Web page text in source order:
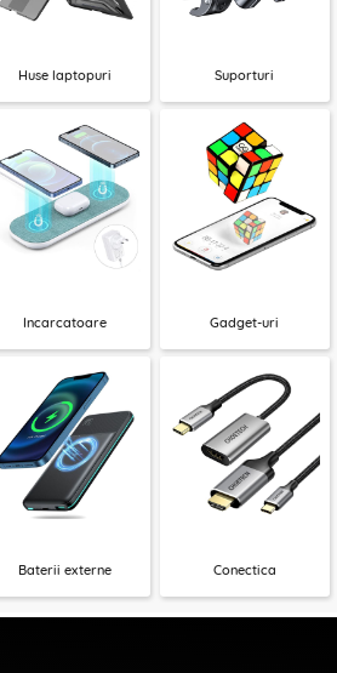
Huse laptopuri Suporturi
Incarcatoare Gadget-uri
Baterii externe Conectica